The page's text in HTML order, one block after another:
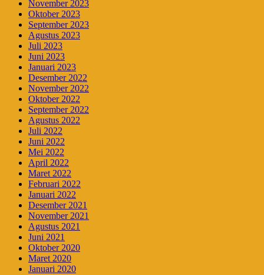
November 2023
Oktober 2023
September 2023
Agustus 2023
Juli 2023
Juni 2023
Januari 2023
Desember 2022
November 2022
Oktober 2022
September 2022
Agustus 2022
Juli 2022
Juni 2022
Mei 2022
April 2022
Maret 2022
Februari 2022
Januari 2022
Desember 2021
November 2021
Agustus 2021
Juni 2021
Oktober 2020
Maret 2020
Januari 2020